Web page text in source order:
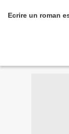
Ecrire un roman